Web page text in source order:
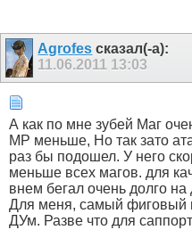
Agrofes сказал(-а):
11.06.2011 13:03
А как по мне зубей Маг
МР меньше, Но так зато
раз бы подошел. У него
меньше всех магов. для
внем бегал очень долго
Для меня, самый фиговый
ДУм. Разве что для